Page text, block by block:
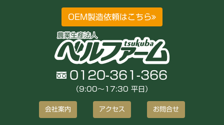
OEM製造依頼はこちら
0120-361-366
（9:00〜17:30 平日）
会社案内 アクセス お問合せ